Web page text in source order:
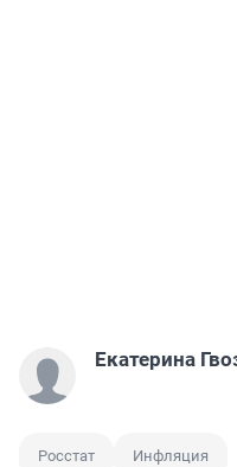
Екатерина
Росстат Инфляция